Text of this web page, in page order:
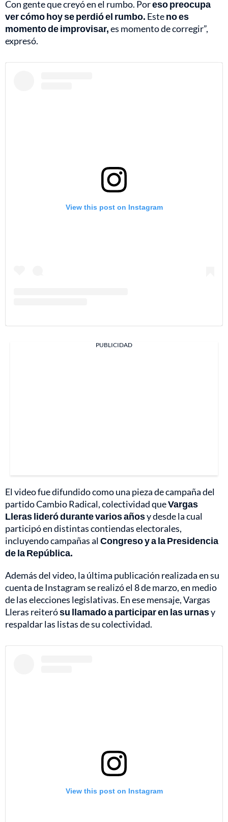
Con gente que creyó en el rumbo. Poreso preocupa
ver cómo hoy se perdió el rumbo. Esteno es
momento de improvisar,es momento de corregir”,
expresó.
View this post on Instagram
PUBLICIDAD
El video fue difundido como una pieza de campaña del
partido Cambio Radical, colectividad queVargas
Lleras lideró durante varios añosy desde la cual
participó en distintas contiendas electorales,
incluyendo campañas alCongreso y a la Presidencia
de la República.
Además del video, la última publicación realizada en su
cuenta de Instagram se realizó el 8 de marzo, en medio
de las elecciones legislativas. En ese mensaje, Vargas
Lleras reiterósu llamado a participar en las urnasy
respaldar las listas de su colectividad.
View this post on Instagram